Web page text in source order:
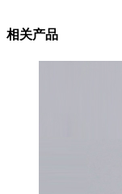
相关产品